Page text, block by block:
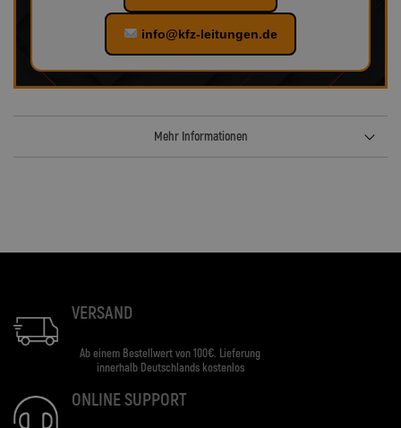
info@kfz-leitungen.de
Mehr Informationen
VERSAND
Ab einem Bestellwert von 100€. Lieferung
innerhalb Deutschlands kostenlos
ONLINE SUPPORT